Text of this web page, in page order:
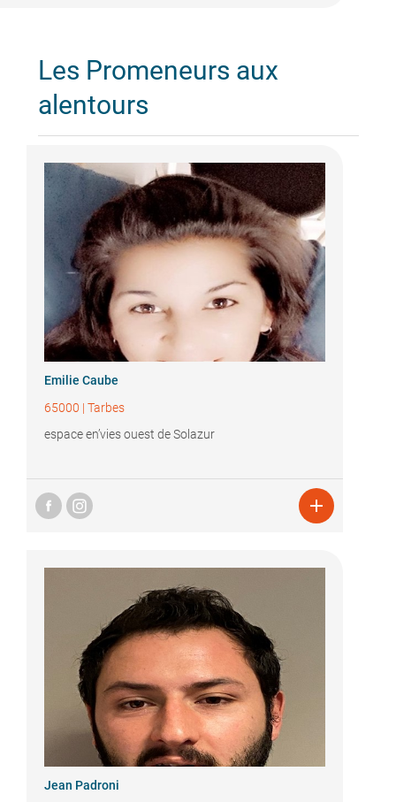
Les Promeneurs aux
alentours
Emilie Caube
65000 | Tarbes
espace en’vies ouest de Solazur

Jean Padroni